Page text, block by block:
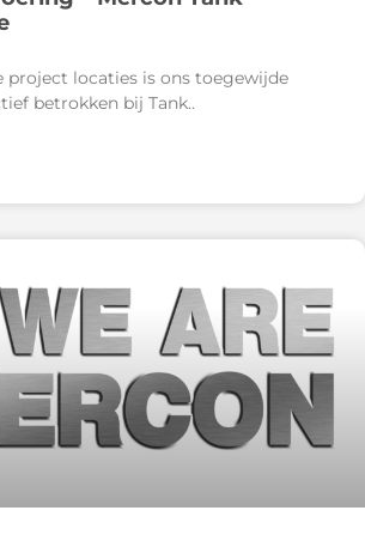
project locaties is ons toegewijde
betrokken bij Tank